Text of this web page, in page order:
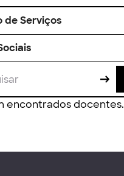
de Serviços
encontrados docentes.